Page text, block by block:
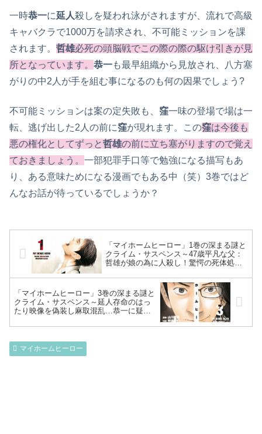
一時恭一に延人殺しを疑われ泳がされますが、流れで高級
キャバクラで1000万を請求され、不可能ミッションを課
されます。 哲雄必死の頭脳戦でこの際の際の駆け引きが見
所となっています。 恭一も最早組織から見放され、八方塞
がりの中2人が手を組む事になるのも何の因果でしょう?
不可能ミッションは案の定失敗も、 窪一味の登場で場は一
転、逃げ出した2人の前に窪が現れます。この窪は今後も
悪の権化としてずっと哲雄の前に立ち塞がりますので覚え
ておきましょう。 一部犯罪手口等で勉強になる描写もあ
り、ある意味ためになる漫画でもある中（笑）3巻ではど
んなお話が待っているでしょうか？
「マイホームヒーロー」1巻の深まる謎と
クライム・サスペンス～47歳平凡な父：
哲雄が娘の為に人殺し！驚愕の死体処分
中、妻：歌仙と共闘し行う夫婦20年目の
共同作業～
「マイホームヒーロー」3巻の深まる謎と
クライム・サスペンス～延人存命のはっ
たり映像を偽装し麻取混乱…恭一に疑わ
は分解済みでセーフ！’’女優’’歌仙の下剤
マイホームヒーロー